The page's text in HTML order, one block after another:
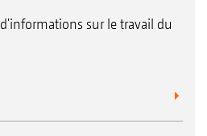
sur le travail du